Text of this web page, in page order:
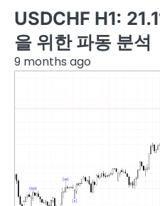
USDCHF H1:
을 위한 파동 분석
9 months ago